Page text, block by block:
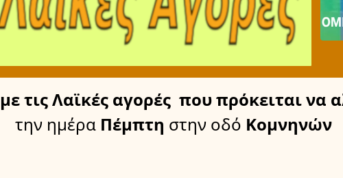
με τις Λαϊκές αγορές που πρόκειται να
την ημέραΠέμπτη στην οδό Κομνηνών